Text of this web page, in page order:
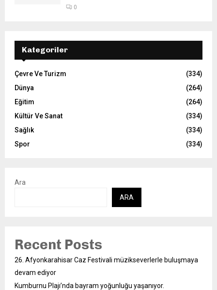
0
Kategoriler
Çevre Ve Turizm
(334)
Dünya
(264)
Eğitim
(264)
Kültür Ve Sanat
(334)
Sağlık
(334)
Spor
(334)
Ara
ARA
Recent Posts
26. Afyonkarahisar Caz Festivali müzikseverlerle buluşmaya
devam ediyor
Kumburnu Plajı’nda bayram yoğunluğu yaşanıyor.